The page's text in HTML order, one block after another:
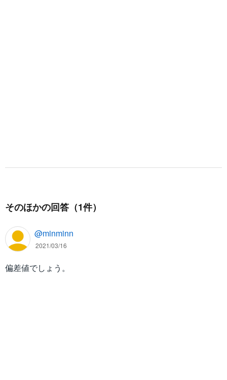
そのほかの回答（1件）
@minminn
2021/03/16
偏差値でしょう。